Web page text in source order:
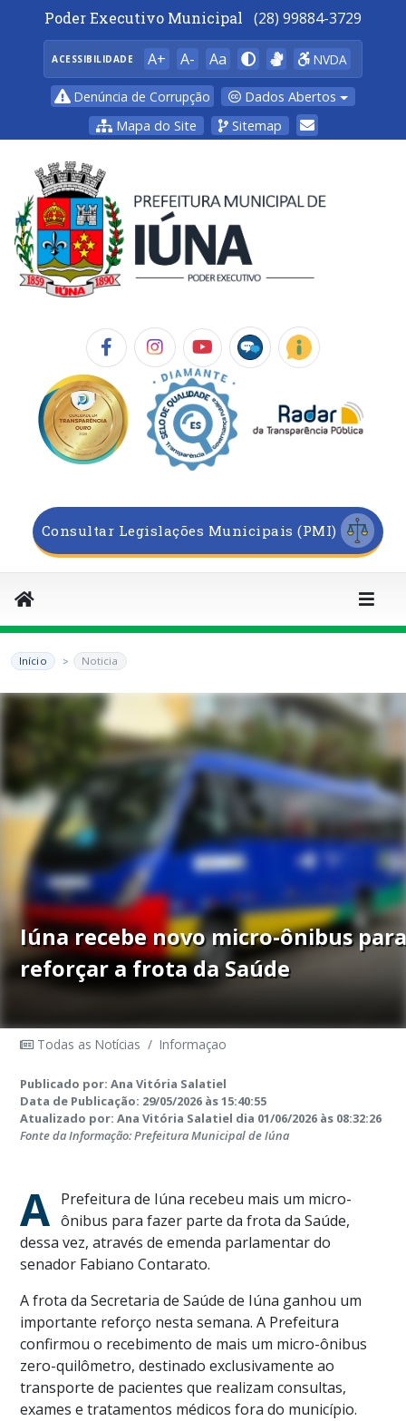
Poder Executivo Municipal (28) 99884-3729
ACESSIBILIDADE A+ A- Aa NVDA
Denúncia de Corrupção
Dados Abertos
Mapa do Site
Sitemap
Consultar Legislações Municipais (PMI)
Início Noticia
Iúna recebe novo micro-ônibus
reforçar a frota da Saúde
Todas as Notícias / Informaçao
Publicado por: Ana Vitória Salatiel
Data de Publicação: 29/05/2026 às 15:40:55
Atualizado por: Ana Vitória Salatiel dia 01/06/2026 às 08:32:26
Fonte da Informação: Prefeitura Municipal de Iúna
A Prefeitura de Iúna recebeu mais um micro-
ônibus para fazer parte da frota da Saúde,
dessa vez, através de emenda parlamentar do
senador Fabiano Contarato.
A frota da Secretaria de Saúde de Iúna ganhou um
importante reforço nesta semana. A Prefeitura
confirmou o recebimento de mais um micro-ônibus
zero-quilômetro, destinado exclusivamente ao
transporte de pacientes que realizam consultas,
exames e tratamentos médicos fora do município.